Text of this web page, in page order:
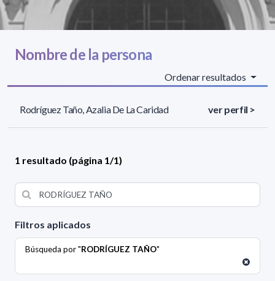
Filtros aplicados
Búsqueda por "RODRÍGUEZ TAÑO"
Nombre de la persona
Ordenar resultados
Rodríguez Taño, Azalia De La Caridad ver perfil >
1 resultado (página 1/1)